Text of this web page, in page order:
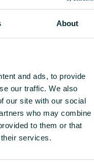
About
and ads, to provide
our traffic. We also
our site with our social
who may combine
to them or that
services.
köldmedium för
ekvivalent
per kg
material
-
arkitekt eller